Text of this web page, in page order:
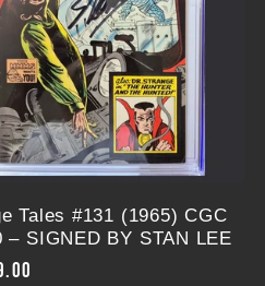
Tales #131 (1965) CGC
– SIGNED BY STAN LEE